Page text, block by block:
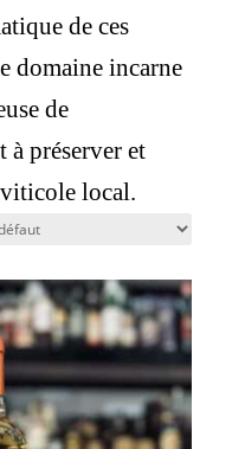
de ces
domaine incarne
de
à préserver et
local.